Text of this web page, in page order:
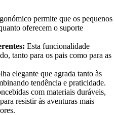
permite que os pequenos
oferecem o suporte
Esta funcionalidade
tanto para os pais como para as
elegante que agrada tanto às
tendência e praticidade.
com materiais duráveis,
resistir às aventuras mais